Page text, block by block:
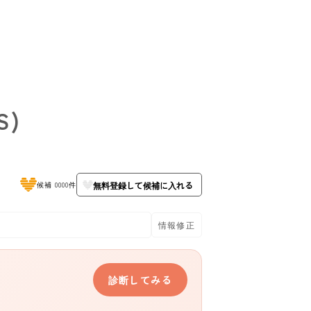
候補 0000件 無料登録して候補に入れる
情報修正
診断してみる